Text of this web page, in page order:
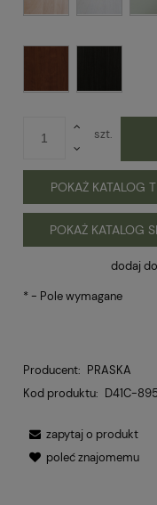
szt.
POKAŻ KATALOG
POKAŻ KATALOG
dodaj
*- Pole wymagane
Producent: PRASKA
Kod produktu: D41C-
zapytaj o produkt
poleć znajomemu